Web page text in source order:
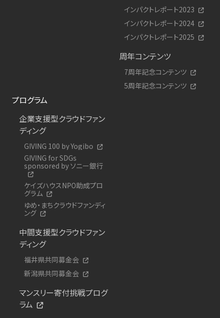
インパクトレポート2023
インパクトレポート2024
インパクトレポート2025
周年コンテンツ
7周年記念コンテンツ
5周年記念コンテンツ
プログラム
企業支援型クラウドファン
ディング
GIVING 100 by Yogibo
GIVING for SDGs
sponsored by ソニー銀行
ケイズハウスNPO助成プロ
グラム
ゆめ・まちクラウドファンディ
ング
中間支援型クラウドファン
ディング
福井県共同募金会
新潟県共同募金会
マンスリー寄付挑戦プログ
ラム